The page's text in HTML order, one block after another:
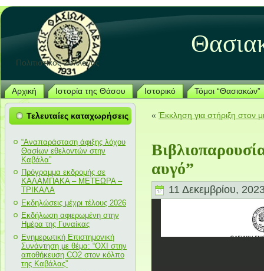
Πολιτιστικός Σύλλογος
Αρχική Ιστορία της Θάσου Ιστορικό Τόμοι “Θασιακών”
Τελευταίες καταχωρήσεις
“Αναπαράσταση άφιξης λόχου
Θασίων εθελοντών στην
Καβάλα”
Πρόγραμμα εκδρομής σε
ΚΑΛΑΜΠΑΚΑ – ΜΕΤΕΩΡΑ –
ΤΡΙΚΑΛΑ
Εκδηλώσεις μέχρι τέλους 2026
Εκδήλωση αφιερωμένη στην
Ημέρα της Γυναίκας
Ενημερωτική Επιστημονική
Συνάντηση με θέμα: “ΟΧΙ στην
αποθήκευση CO2 στον κόλπο
της Καβάλας”
« Έκκληση για στήριξη στον
αυγό”
11 Δεκεμβρίου,